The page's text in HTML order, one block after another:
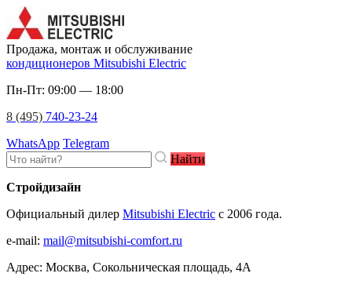
Продажа, монтаж и обслуживание
кондиционеров Mitsubishi Electric
Пн-Пт: 09:00 — 18:00
8 (495) 740-23-24
WhatsApp Telegram
Найти
Стройдизайн
Официальный дилер Mitsubishi Electric c 2006 года.
e-mail: mail@mitsubishi-comfort.ru
Адрес: Москва, Сокольническая площадь, 4А